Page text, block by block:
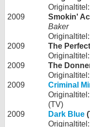
2009
Smokin'
Baker
2009
The
2009
The
2009
Criminal
(TV)
2009
Dark Blue